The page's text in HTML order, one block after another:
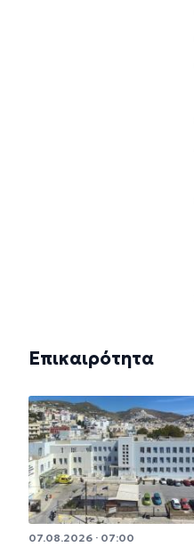
Επικαιρότητα
07.08.2026 · 07:00